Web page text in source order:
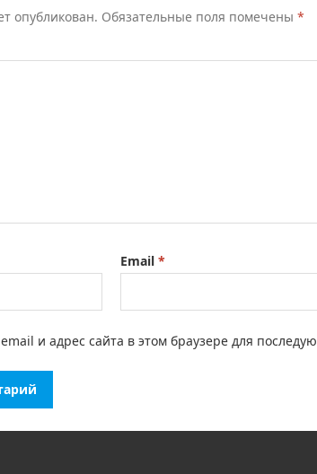
опубликован. Обязательные поля помечены *
Email *
и адрес сайта в этом браузере для